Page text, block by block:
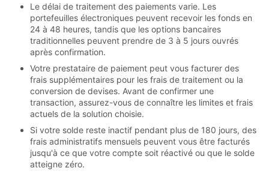
Le délai de traitement des paiements varie. Les
portefeuilles électroniques peuvent recevoir les fonds en
24 à 48 heures, tandis que les options bancaires
traditionnelles peuvent prendre de 3 à 5 jours ouvrés
après confirmation.
Votre prestataire de paiement peut vous facturer des
frais supplémentaires pour les frais de traitement ou la
conversion de devises. Avant de confirmer une
transaction, assurez-vous de connaître les limites et frais
actuels de la solution choisie.
Si votre solde reste inactif pendant plus de 180 jours, des
frais administratifs mensuels peuvent vous être facturés
jusqu'à ce que votre compte soit réactivé ou que le solde
atteigne zéro.